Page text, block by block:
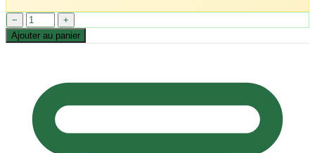
−
+
Ajouter au panier